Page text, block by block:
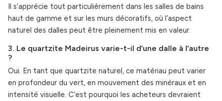
Il s’apprécie tout particulièrement dans les salles de bains
haut de gamme et sur les murs décoratifs, où l’aspect
naturel des dalles peut être pleinement mis en valeur.
3. Le quartzite Madeirus varie-t-il d’une dalle à l’autre
?
Oui. En tant que quartzite naturel, ce matériau peut varier
en profondeur du vert, en mouvement des minéraux et en
intensité visuelle. C’est pourquoi les acheteurs devraient